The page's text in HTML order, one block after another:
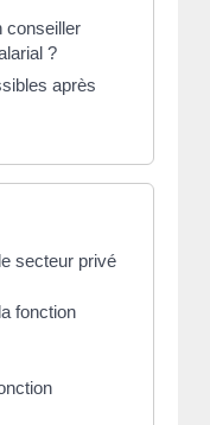
conseiller
?
après
secteur privé
fonction